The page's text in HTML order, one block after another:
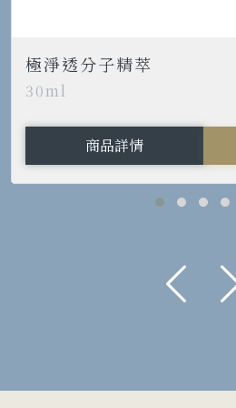
極淨透分子精萃
30ml
商品詳情